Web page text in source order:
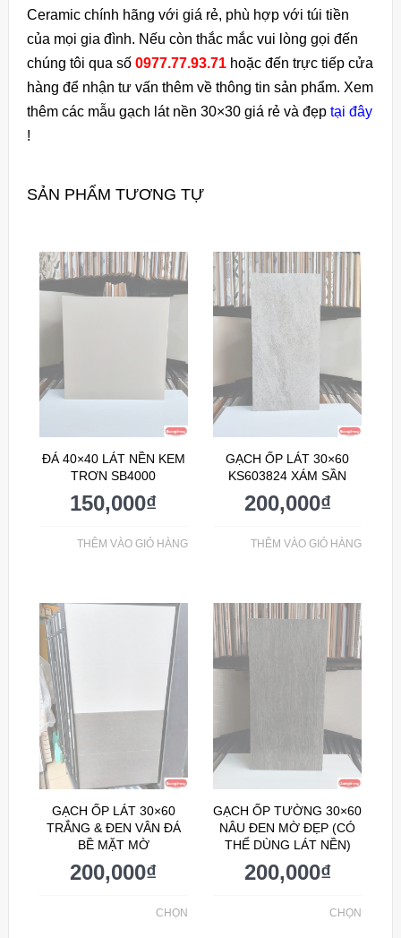
Ceramic chính hãng với giá rẻ, phù hợp với túi tiền
của mọi gia đình. Nếu còn thắc mắc vui lòng gọi đến
chúng tôi qua số 0977.77.93.71hoặc đến trực tiếp cửa
hàng để nhận tư vấn thêm về thông tin sản phẩm. Xem
thêm các mẫu gạch lát nền 30×30 giá rẻ và đẹp tại đây
!
SẢN PHẨM TƯƠNG TỰ
ĐÁ 40×40 LÁT NỀN KEM
TRƠN SB4000
150,000₫
THÊM VÀO GIỎ HÀNG
GẠCH ỐP LÁT 30×60
KS603824 XÁM SẦN
200,000₫
THÊM VÀO GIỎ HÀNG
GẠCH ỐP LÁT 30×60
TRẮNG & ĐEN VÂN ĐÁ
BỀ MẶT MỜ
200,000₫
CHỌN
GẠCH ỐP TƯỜNG 30×60
NÂU ĐEN MỜ ĐẸP (CÓ
THỂ DÙNG LÁT NỀN)
200,000₫
CHỌN